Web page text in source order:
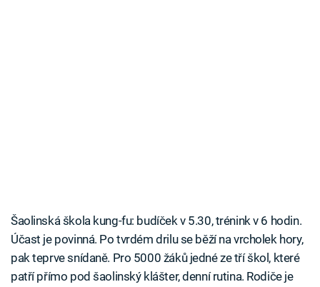
Šaolinská škola kung-fu: budíček v 5.30, trénink v 6 hodin.
Účast je povinná. Po tvrdém drilu se běží na vrcholek hory,
pak teprve snídaně. Pro 5000 žáků jedné ze tří škol, které
patří přímo pod šaolinský klášter, denní rutina. Rodiče je